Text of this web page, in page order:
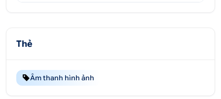
Nhận ship COD toàn quốc nhanh chóng
2.2. Cách thức mua sub Westnoble tại Ô tô
Thẻ
Âm thanh hình ảnh